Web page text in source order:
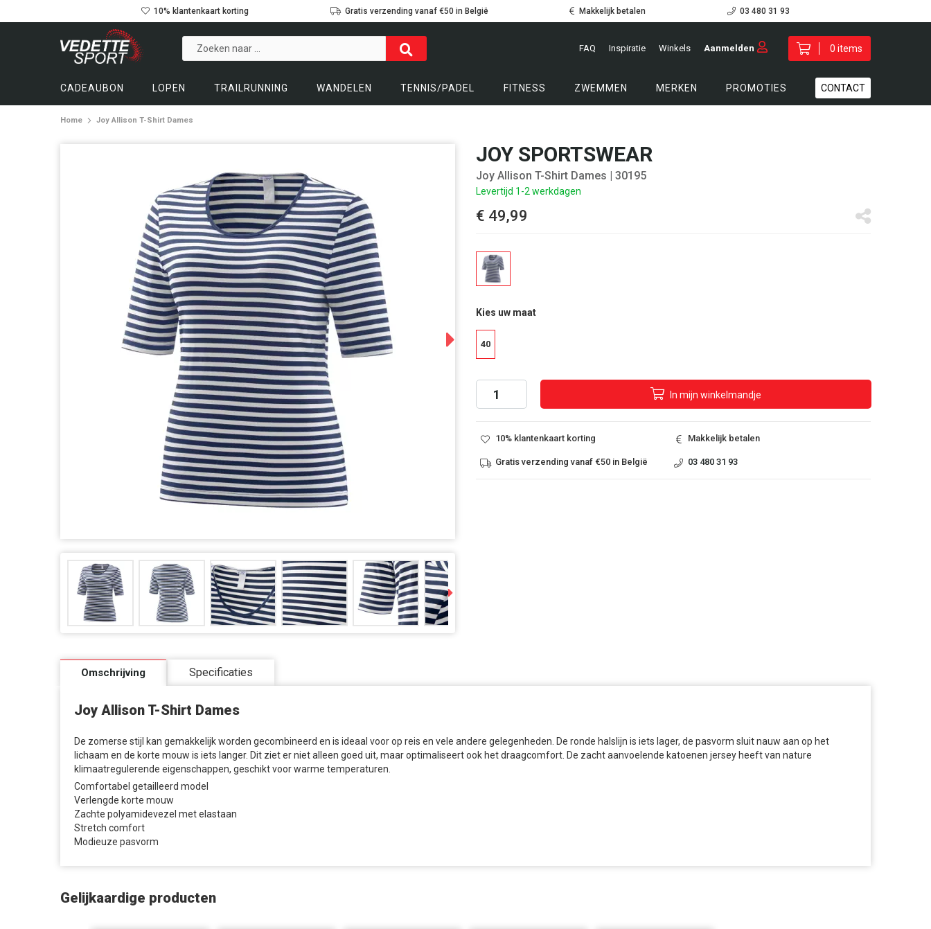
10% klantenkaart korting Gratis verzending vanaf €50 in België Makkelijk betalen 03 480 31 93
FAQ Inspiratie Winkels Aanmelden 0 items
CADEAUBON LOPEN TRAILRUNNING WANDELEN TENNIS/PADEL FITNESS ZWEMMEN MERKEN PROMOTIES CONTACT
Home Joy Allison T-Shirt Dames
JOY SPORTSWEAR
Joy Allison T-Shirt Dames | 30195
Levertijd 1-2 werkdagen
€ 49,99
Kies uw maat
40
In mijn winkelmandje
10% klantenkaart korting
Gratis verzending vanaf €50 in België
Makkelijk betalen
03 480 31 93
Omschrijving Specificaties
Joy Allison T-Shirt Dames
De zomerse stijl kan gemakkelijk worden gecombineerd en is ideaal voor op reis en vele andere gelegenheden. De ronde halslijn is iets lager, de pasvorm sluit nauw aan op het
lichaam en de korte mouw is iets langer. Dit ziet er niet alleen goed uit, maar optimaliseert ook het draagcomfort. De zacht aanvoelende katoenen jersey heeft van nature
klimaatregulerende eigenschappen, geschikt voor warme temperaturen.
Comfortabel getailleerd model
Verlengde korte mouw
Zachte polyamidevezel met elastaan
Stretch comfort
Modieuze pasvorm
Gelijkaardige producten